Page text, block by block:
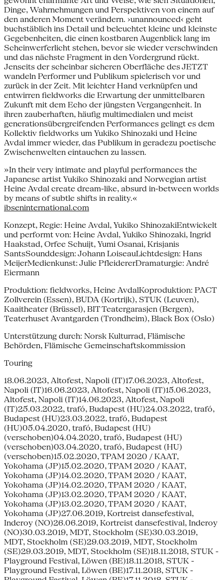
Dinge, Wahrnehmungen und Perspektiven von einem auf
den anderen Moment verändern. ›unannounced‹ geht
buchstäblich ins Detail und beleuchtet kleine und kleinste
Gegebenheiten, die einen kostbaren Augenblick lang im
Scheinwerferlicht stehen, bevor sie wieder verschwinden
und das nächste Fragment in den Vordergrund rückt.
Jenseits der scheinbar sicheren Oberfläche des JETZT
wandeln Performer und Publikum spielerisch vor und
zurück in der Zeit. Mit leichter Hand verknüpfen und
entwirren fieldworks die Erwartung der unmittelbaren
Zukunft mit dem Echo der jüngsten Vergangenheit. In
ihren zauberhaften, häufig multimedialen und meist
generationsübergreifenden Performances gelingt es dem
Kollektiv fieldworks um Yukiko Shinozaki und Heine
Avdal immer wieder, das Publikum in geradezu poetische
Zwischenwelten eintauchen zu lassen.
»In their very intimate and playful performances the
Japanese artist Yukiko Shinozaki and Norwegian artist
Heine Avdal create dream-like, absurd in-between worlds
by means of subtle shifts in reality.«
ibseninternational.com
Konzept, Regie: Heine Avdal, Yukiko ShinozakiEntwickelt
und performt von: Heine Avdal, Yukiko Shinozaki, Ingrid
Haakstad, Orfee Schuijt, Yumi Osanai, Krisjanis
SantsSounddesign: Johann LoiseauLichtdesign: Hans
MeijerMedienkunst: Julie PfleidererDrama­turgie: André
Eiermann
Produktion: fieldworks, Heine AvdalKoproduktion: PACT
Zollverein (Essen), BUDA (Kortrijk), STUK (Leuven),
Kaaitheater (Brüssel), BIT Teatergarasjen (Bergen),
Teaterhuset Avantgarden (Trondheim), Black Box (Oslo)
Unterstützung durch: Norsk Kulturrad, Flämische
Behörden, Flämische Gemeinschaftskommission
Touring
18.06.2023, Altofest, Napoli (IT)17.06.2023, Altofest,
Napoli (IT)16.06.2023, Altofest, Napoli (IT)15.06.2023,
Altofest, Napoli (IT)14.06.2023, Altofest, Napoli
(IT)25.03.2022, trafó, Budapest (HU)24.03.2022, trafó,
Budapest (HU)23.03.2022, trafó, Budapest
(HU)05.04.2020, trafó, Budapest (HU)
(verschoben)04.04.2020, trafó, Budapest (HU)
(verschoben)03.04.2020, trafó, Budapest (HU)
(verschoben)15.02.2020, TPAM 2020 / KAAT,
Yokohama (JP)15.02.2020, TPAM 2020 / KAAT,
Yokohama (JP)14.02.2020, TPAM 2020 / KAAT,
Yokohama (JP)14.02.2020, TPAM 2020 / KAAT,
Yokohama (JP)13.02.2020, TPAM 2020 / KAAT,
Yokohama (JP)13.02.2020, TPAM 2020 / KAAT,
Yokohama (JP)27.06.2019, Kortreist dansefestival,
Inderoy (NO)26.06.2019, Kortreist dansefestival, Inderoy
(NO)30.03.2019, MDT, Stockholm (SE)30.03.2019,
MDT, Stockholm (SE)29.03.2019, MDT, Stockholm
(SE)29.03.2019, MDT, Stockholm (SE)18.11.2018, STUK -
Playground Festival, Löwen (BE)18.11.2018, STUK -
Playground Festival, Löwen (BE)17.11.2018, STUK -